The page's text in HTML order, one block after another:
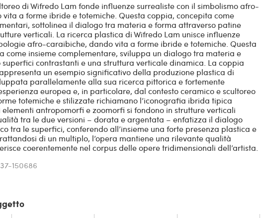
di Wifredo Lam fonde influenze surrealiste con il simbolismo afro-
a forme ibride e totemiche. Questa coppia, concepita come
sottolinea il dialogo tra materia e forma attraverso patine
verticali. La ricerca plastica di Wifredo Lam unisce influenze
afro-caraibiche, dando vita a forme ibride e totemiche. Questa
come insieme complementare, sviluppa un dialogo tra materia e
contrastanti e una struttura verticale dinamica. La coppia
un esempio significativo della produzione plastica di
parallelamente alla sua ricerca pittorica e fortemente
europea e, in particolare, dal contesto ceramico e scultoreo
totemiche e stilizzate richiamano l’iconografia ibrida tipica
elementi antropomorfi e zoomorfi si fondono in strutture verticali
tra le due versioni – dorata e argentata – enfatizza il dialogo
tra le superfici, conferendo all’insieme una forte presenza plastica e
di un multiplo, l’opera mantiene una rilevante qualità
coerentemente nel corpus delle opere tridimensionali dell’artista.
150686